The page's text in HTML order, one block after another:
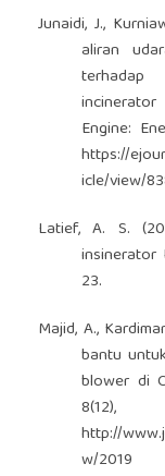
Junaidi, J.,
aliran
Engine:
https://
icle/view/
Latief, A. S.
insinerator
23.
Majid, A.,
bantu
blower di
http://
w/2019